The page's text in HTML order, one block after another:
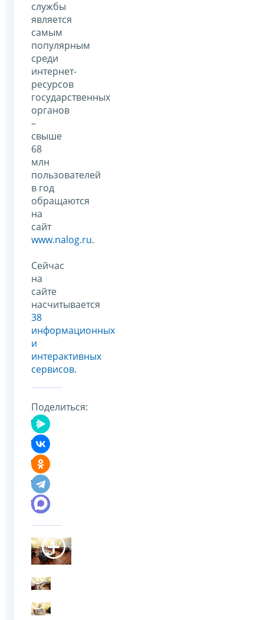
службы
является
самым
популярным
среди
интернет-
ресурсов
государственных
органов
–
свыше
68
млн
пользователей
в год
обращаются
на
сайт
www.nalog.ru.
Сейчас
на
сайте
насчитывается
38
информационных
и
интерактивных
сервисов.
Поделиться: